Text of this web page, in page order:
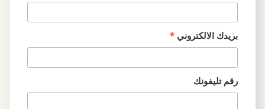
بريدك الالكتروني *
رقم تليفونك